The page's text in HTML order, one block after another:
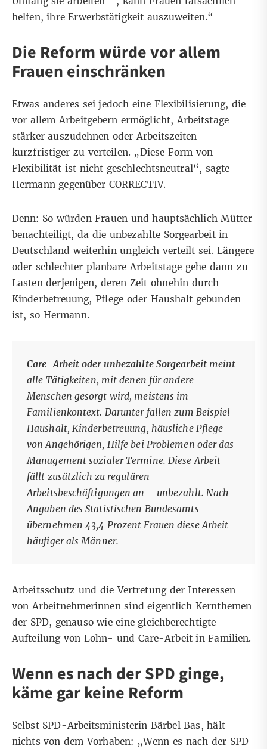
helfen, ihre Erwerbstätigkeit auszuweiten.“
Die Reform würde vor allem
Frauen einschränken
Etwas anderes sei jedoch eine Flexibilisierung, die
vor allem Arbeitgebern ermöglicht, Arbeitstage
stärker auszudehnen oder Arbeitszeiten
kurzfristiger zu verteilen. „Diese Form von
Flexibilität ist nicht geschlechtsneutral“, sagte
Hermann gegenüber CORRECTIV.
Denn: So würden Frauen und hauptsächlich Mütter
benachteiligt, da die unbezahlte Sorgearbeit in
Deutschland weiterhin ungleich verteilt sei. Längere
oder schlechter planbare Arbeitstage gehe dann zu
Lasten derjenigen, deren Zeit ohnehin durch
Kinderbetreuung, Pflege oder Haushalt gebunden
ist, so Hermann.
Care-Arbeit oder unbezahlte Sorgearbeitmeint
alle Tätigkeiten, mit denen für andere
Menschen gesorgt wird, meistens im
Familienkontext. Darunter fallen zum Beispiel
Haushalt, Kinderbetreuung, häusliche Pflege
von Angehörigen, Hilfe bei Problemen oder das
Management sozialer Termine. Diese Arbeit
fällt zusätzlich zu regulären
Arbeitsbeschäftigungen an – unbezahlt. Nach
Angaben des Statistischen Bundesamts
übernehmen 43,4 Prozent Frauen diese Arbeit
häufiger als Männer.
Arbeitsschutz und die Vertretung der Interessen
von Arbeitnehmerinnen sind eigentlich Kernthemen
der SPD, genauso wie eine gleichberechtigte
Aufteilung von Lohn- und Care-Arbeit in Familien.
Wenn es nach der SPD ginge,
käme gar keine Reform
Selbst SPD-Arbeitsministerin Bärbel Bas, hält
nichts von dem Vorhaben: „Wenn es nach der SPD